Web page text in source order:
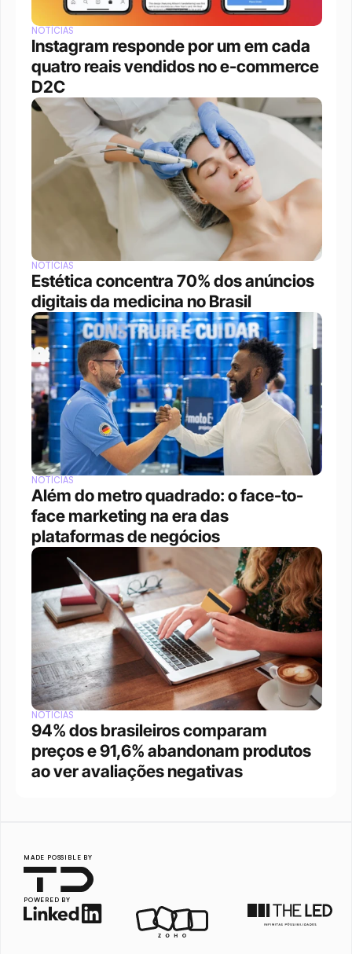
NOTÍCIAS
Instagram responde por um em cada
quatro reais vendidos no e-commerce
D2C
NOTÍCIAS
Estética concentra 70% dos anúncios
digitais da medicina no Brasil
NOTÍCIAS
Além do metro quadrado: o face-to-
face marketing na era das
plataformas de negócios
NOTÍCIAS
94% dos brasileiros comparam
preços e 91,6% abandonam produtos
ao ver avaliações negativas
MADE POSSIBLE BY
POWERED BY